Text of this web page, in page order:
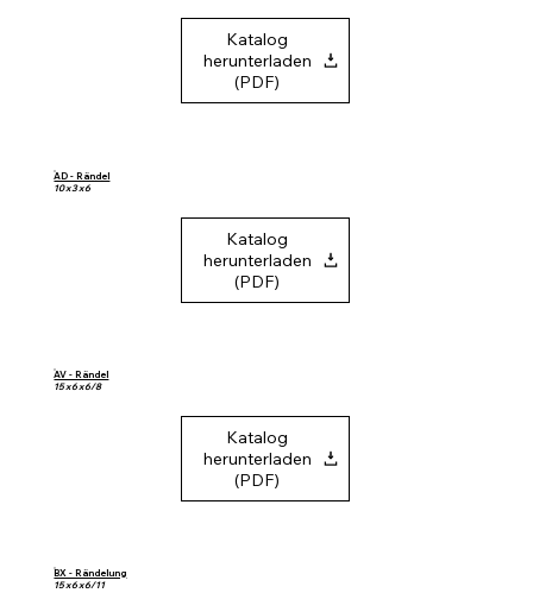
Katalog
herunterladen
(PDF)
AD - Rändel
10 x 3 x 6
Katalog
herunterladen
(PDF)
AV - Rändel
15 x 6 x 6/8
Katalog
herunterladen
(PDF)
BX - Rändelung
15 x 6 x 6/11